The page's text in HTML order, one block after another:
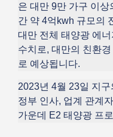
은 대만 9만 가구 이상
간 약 4억 kwh 규모의
대만 전체 태양광 에너
수치로, 대만의 친환경
로 예상됩니다.
2023년 4월 23일 지구
정부 인사, 업계 관계자
가운데
E2 태양광 프